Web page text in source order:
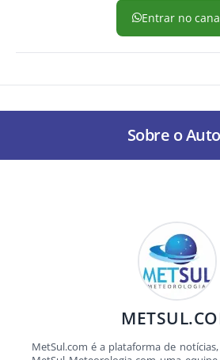
Entrar no
Sobre o
MetSul.com é a plataforma de